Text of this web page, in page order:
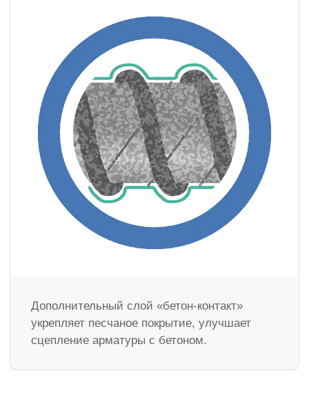
Дополнительный слой «бетон-контакт»
укрепляет песчаное покрытие, улучшает
сцепление арматуры с бетоном.